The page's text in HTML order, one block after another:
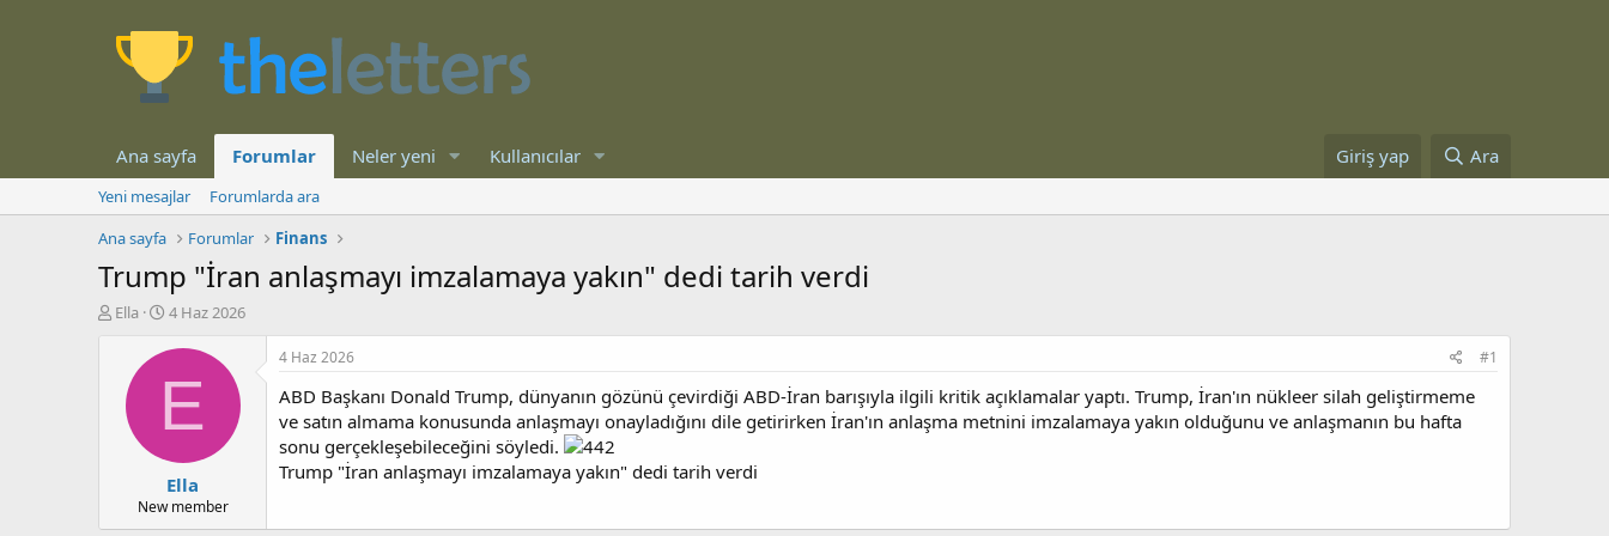
Ana sayfa Forumlar Neler yeni Kullanıcılar Giriş yap Ara
Yeni mesajlar
Forumlarda ara
Ana sayfa
Forumlar Finans
Trump "İran anlaşmayı imzalamaya yakın" dedi tarih verdi
K
l
Ella
B
ş
a
n
ı
ç
t
a
4 Haz 2026
E
Ella
New member
4 Haz 2026 #1
ABD Başkanı Donald Trump, dünyanın gözünü çevirdiği ABD-İran barışıyla ilgili kritik açıklamalar yaptı. Trump, İran'ın nükleer silah geliştirmeme
ve satın almama konusunda anlaşmayı onayladığını dile getirirken İran'ın anlaşma metnini imzalamaya yakın olduğunu ve anlaşmanın bu hafta
sonu gerçekleşebileceğini söyledi.
Trump "İran anlaşmayı imzalamaya yakın" dedi tarih verdi